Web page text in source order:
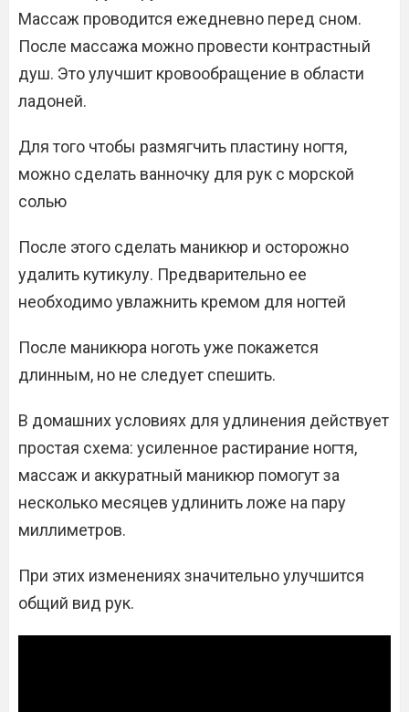
Массаж проводится ежедневно перед сном.
После массажа можно провести контрастный
душ. Это улучшит кровообращение в области
ладоней.
Для того чтобы размягчить пластину ногтя,
можно сделать ванночку для рук с морской
солью
После этого сделать маникюр и осторожно
удалить кутикулу. Предварительно ее
необходимо увлажнить кремом для ногтей
После маникюра ноготь уже покажется
длинным, но не следует спешить.
В домашних условиях для удлинения действует
простая схема: усиленное растирание ногтя,
массаж и аккуратный маникюр помогут за
несколько месяцев удлинить ложе на пару
миллиметров.
При этих изменениях значительно улучшится
общий вид рук.